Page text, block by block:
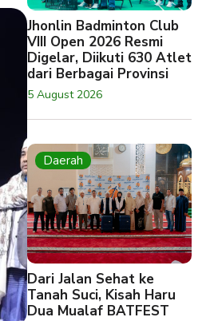
Jhonlin Badminton Club
VIII Open 2026 Resmi
Digelar, Diikuti 630 Atlet
dari Berbagai Provinsi
5 August 2026
Daerah
Dari Jalan Sehat ke
Tanah Suci, Kisah Haru
Dua Mualaf BATFEST